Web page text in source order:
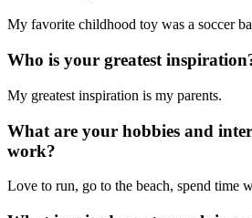
My favorite childhood toy was a soccer
Who is your greatest
My greatest inspiration is my parents.
What are your hobbies and
work?
Love to run, go to the beach, spend time